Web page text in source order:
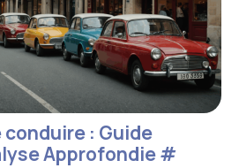
: Guide
Approfondie#